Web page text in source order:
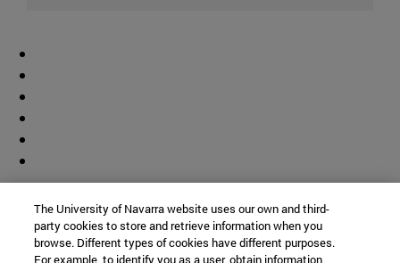
The University of Navarra website uses our own and third-
party cookies to store and retrieve information when you
browse. Different types of cookies have different purposes.
For example, to identify you as a user, obtain information